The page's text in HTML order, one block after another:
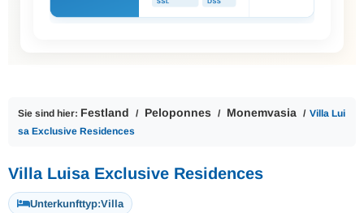
Sie sind hier: Festland Peloponnes Monemvasia
Villa Lui
sa Exclusive Residences
Villa Luisa Exclusive Residences
Unterkunfttyp:Villa